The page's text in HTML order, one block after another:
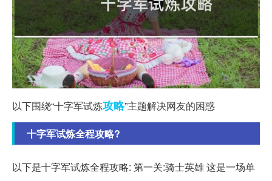
以下围绕“十字军试炼攻略”主题解决网友的困惑
十字军试炼全程攻略?
以下是十字军试炼全程攻略: 第一关:骑士英雄 这是一场单